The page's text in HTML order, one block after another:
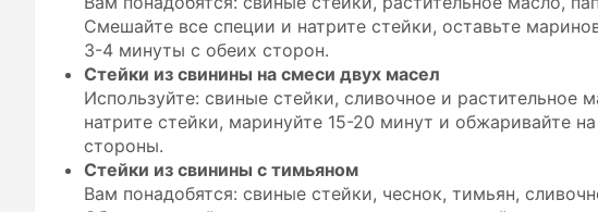
Смешайте все специи и натрите стейки, оставьте
3-4 минуты с обеих сторон.
Стейки из свинины на смеси двух масел
Используйте: свиные стейки, сливочное и растительное
натрите стейки, маринуйте 15-20 минут и обжаривайте
стороны.
Стейки из свинины с тимьяном
Вам понадобятся: свиные стейки, чеснок, тимьян,